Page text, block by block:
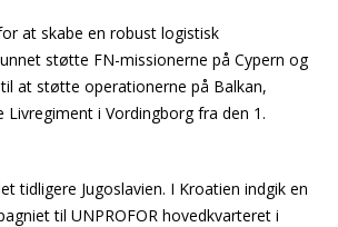
at skabe en robust logistisk
støtte FN-missionerne på Cypern og
at støtte operationerne på Balkan,
i Vordingborg fra den 1.
tidligere Jugoslavien. I Kroatien indgik en
til UNPROFOR hovedkvarteret i